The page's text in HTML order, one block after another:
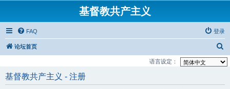
基督教共产主义
FAQ 登录
论坛首页
索
语言设定：
基督教共产主义 - 注册